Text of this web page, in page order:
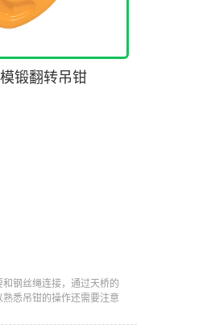
锻翻转吊钳
钢丝绳连接，通过天桥的
悉吊钳的操作还需要注意